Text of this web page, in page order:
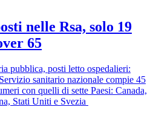
nelle Rsa, solo 19
65
pubblica, posti letto ospedalieri:
sanitario nazionale compie 45
con quelli di sette Paesi: Canada,
Stati Uniti e Svezia